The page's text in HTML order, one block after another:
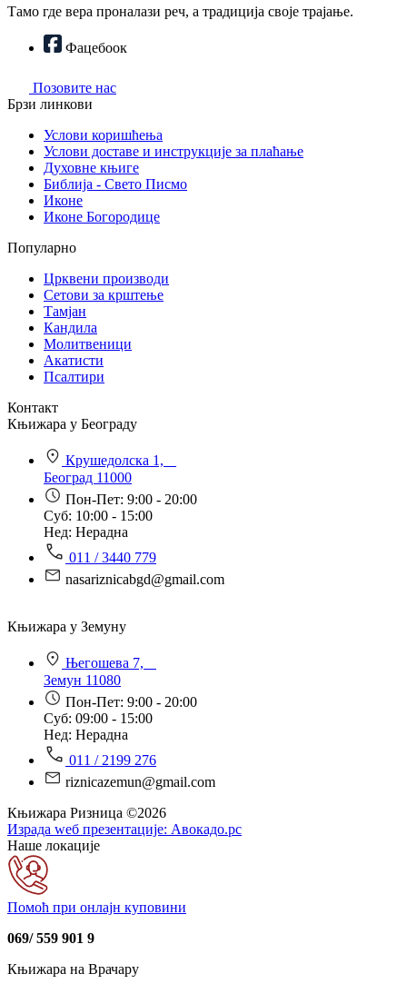
Тамо где вера проналази реч, а традиција своје трајање.
Фацебоок
Позовите нас
Брзи линкови
Услови коришћења
Услови доставе и инструкције за плаћање
Духовне књиге
Библија - Свето Писмо
Иконе
Иконе Богородице
Популарно
Црквени производи
Сетови за крштење
Тамјан
Кандила
Молитвеници
Акатисти
Псалтири
Контакт
Књижара у Београду
Крушедолска 1,
Београд 11000
Пон-Пет: 9:00 - 20:00
Суб: 10:00 - 15:00
Нед: Нерадна
011 / 3440 779
nasariznicabgd@gmail.com
Књижара у Земуну
Његошева 7,
Земун 11080
Пон-Пет: 9:00 - 20:00
Суб: 09:00 - 15:00
Нед: Нерадна
011 / 2199 276
riznicazemun@gmail.com
Књижара Ризница ©️2026
Израда wеб презентације: Авокадо.рс
Наше локације
Помоћ при онлајн куповини
069/ 559 901 9
Књижара на Врачару